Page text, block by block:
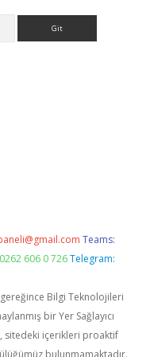
Teams:
606 0 726 Telegram:
gereğince Bilgi Teknolojileri
bir Yer Sağlayıcı
sitedeki içerikleri proaktif
bulunmamaktadır.